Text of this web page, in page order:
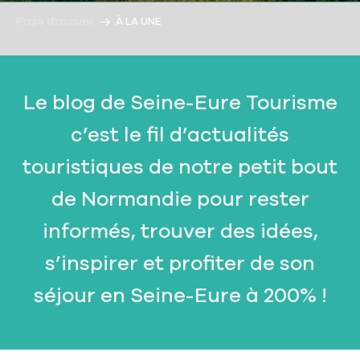
À LA UNE
Le blog de Seine-Eure Tourisme
c’est le fil d’actualités
touristiques de notre petit bout
de Normandie pour rester
informés, trouver des idées,
s’inspirer et profiter de son
séjour en Seine-Eure à 200% !